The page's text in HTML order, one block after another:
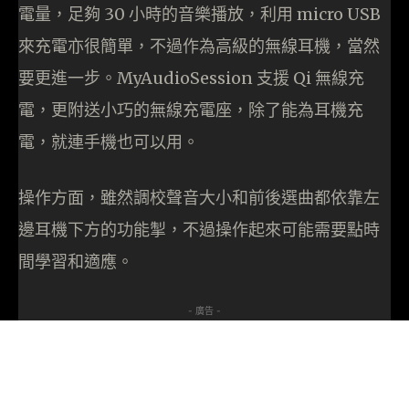
電量，足夠 30 小時的音樂播放，利用 micro USB
來充電亦很簡單，不過作為高級的無線耳機，當然
要更進一步。MyAudioSession 支援 Qi 無線充
電，更附送小巧的無線充電座，除了能為耳機充
電，就連手機也可以用。
操作方面，雖然調校聲音大小和前後選曲都依靠左
邊耳機下方的功能掣，不過操作起來可能需要點時
間學習和適應。
- 廣告 -